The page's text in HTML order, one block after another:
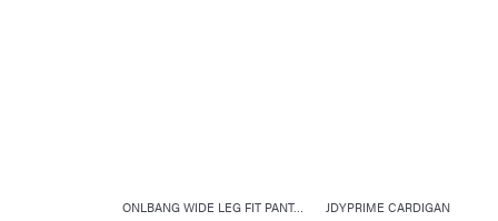
ONLBANG WIDE LEG FIT PANTALON À JAMBE LARGE JDYPRIME CARDIGAN